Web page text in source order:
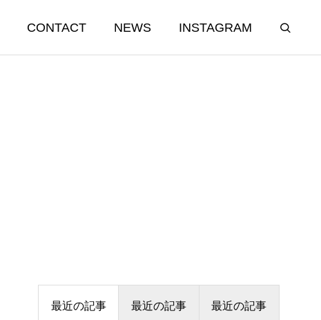
CONTACT NEWS INSTAGRAM
最近の記事 最近の記事 最近の記事